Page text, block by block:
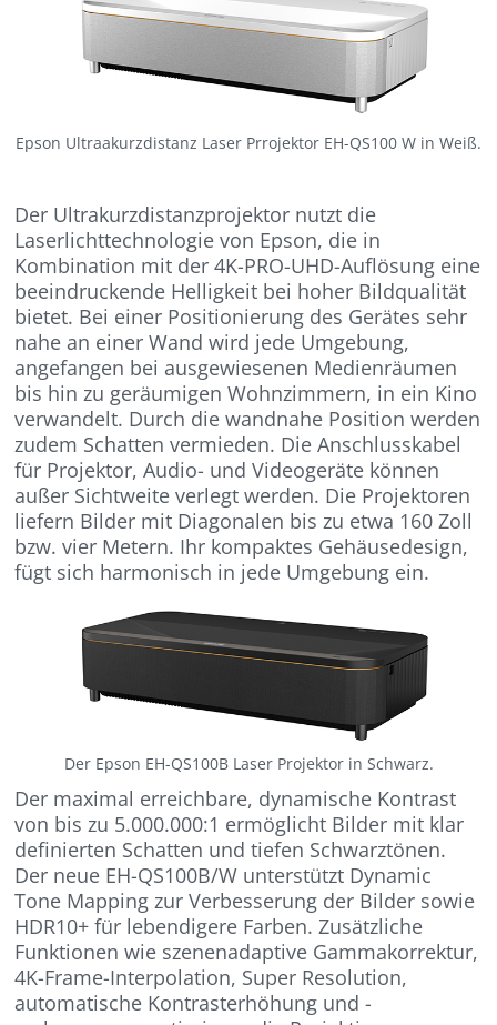
Epson Ultraakurzdistanz Laser Prrojektor EH-QS100 W in Weiß.
Der Ultrakurzdistanzprojektor nutzt die
Laserlichttechnologie von Epson, die in
Kombination mit der 4K-PRO-UHD-Auflösung eine
beeindruckende Helligkeit bei hoher Bildqualität
bietet. Bei einer Positionierung des Gerätes sehr
nahe an einer Wand wird jede Umgebung,
angefangen bei ausgewiesenen Medienräumen
bis hin zu geräumigen Wohnzimmern, in ein Kino
verwandelt. Durch die wandnahe Position werden
zudem Schatten vermieden. Die Anschlusskabel
für Projektor, Audio- und Videogeräte können
außer Sichtweite verlegt werden. Die Projektoren
liefern Bilder mit Diagonalen bis zu etwa 160 Zoll
bzw. vier Metern. Ihr kompaktes Gehäusedesign,
fügt sich harmonisch in jede Umgebung ein.
Der Epson EH-QS100B Laser Projektor in Schwarz.
Der maximal erreichbare, dynamische Kontrast
von bis zu 5.000.000:1 ermöglicht Bilder mit klar
definierten Schatten und tiefen Schwarztönen.
Der neue EH-QS100B/W unterstützt Dynamic
Tone Mapping zur Verbesserung der Bilder sowie
HDR10+ für lebendigere Farben. Zusätzliche
Funktionen wie szenenadaptive Gammakorrektur,
4K-Frame-Interpolation, Super Resolution,
automatische Kontrasterhöhung und -